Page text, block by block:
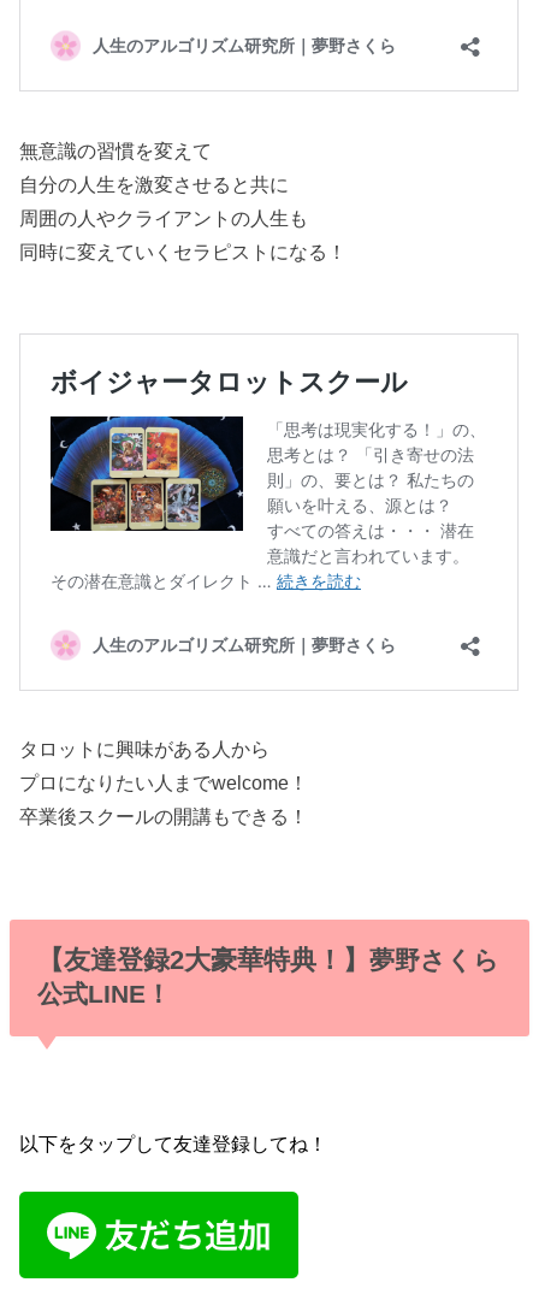
無意識の習慣を変えて
自分の人生を激変させると共に
周囲の人やクライアントの人生も
同時に変えていくセラピストになる！
タロットに興味がある人から
プロになりたい人までwelcome！
卒業後スクールの開講もできる！
【友達登録2大豪華特典！】 夢野さくら
公式LINE！
以下をタップして友達登録してね！